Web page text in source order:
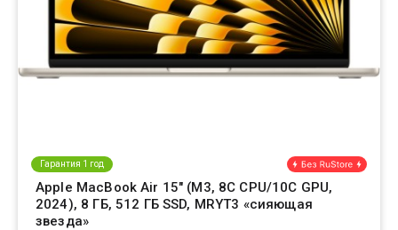
Гарантия 1 год
Apple MacBook Air 15" (M3, 8C CPU/10C GPU,
2024), 8 ГБ, 512 ГБ SSD, MRYT3 «сияющая
звезда»